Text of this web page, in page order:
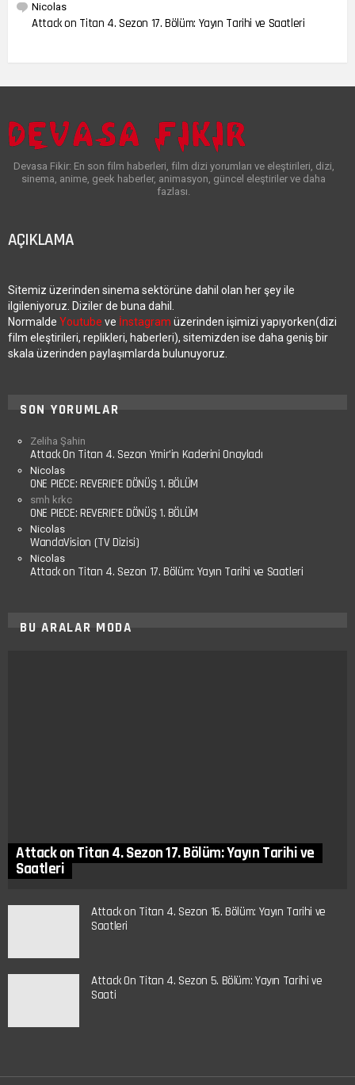
Nicolas
Attack on Titan 4. Sezon 17. Bölüm: Yayın Tarihi ve Saatleri
Devasa Fikir: En son film haberleri, film dizi yorumları ve eleştirileri, dizi,
sinema, anime, geek haberler, animasyon, güncel eleştiriler ve daha
fazlası.
AÇIKLAMA
Sitemiz üzerinden sinema sektörüne dahil olan her şey ile
ilgileniyoruz. Diziler de buna dahil.
Normalde Youtube ve İnstagram üzerinden işimizi yapıyorken(dizi
film eleştirileri, replikleri, haberleri), sitemizden ise daha geniş bir
skala üzerinden paylaşımlarda bulunuyoruz.
SON YORUMLAR
Zeliha Şahin
Attack On Titan 4. Sezon Ymir’in Kaderini Onayladı
Nicolas
ONE PIECE: REVERIE’E DÖNÜŞ 1. BÖLÜM
smh krkc
ONE PIECE: REVERIE’E DÖNÜŞ 1. BÖLÜM
Nicolas
WandaVision (TV Dizisi)
Nicolas
Attack on Titan 4. Sezon 17. Bölüm: Yayın Tarihi ve Saatleri
BU ARALAR MODA
Attack on Titan 4. Sezon 17. Bölüm: Yayın Tarihi ve
Saatleri
Attack on Titan 4. Sezon 16. Bölüm: Yayın Tarihi ve
Saatleri
Attack On Titan 4. Sezon 5. Bölüm: Yayın Tarihi ve
Saati